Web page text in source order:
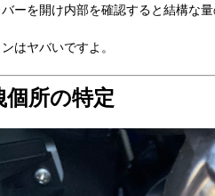
ーを開け内部を確認すると結構な
はヤバいですよ。
個所の特定